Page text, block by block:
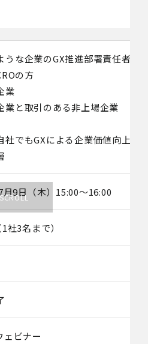
うな企業のGX推進部署責任者（
の方
業
業と取引のある非上場企業
社でもGXによる企業価値向上を
月9日（木）15:00～16:00
社3名まで）
ビナー